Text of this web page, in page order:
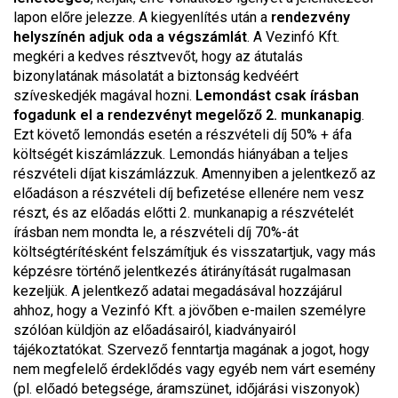
lapon előre jelezze. A kiegyenlítés után a rendezvény
helyszínén adjuk oda a végszámlát. A Vezinfó Kft.
megkéri a kedves résztvevőt, hogy az átutalás
bizonylatának másolatát a biztonság kedvéért
szíveskedjék magával hozni. Lemondást csak írásban
fogadunk el a rendezvényt megelőző 2. munkanapig.
Ezt követő lemondás esetén a részvételi díj 50% + áfa
költségét kiszámlázzuk. Lemondás hiányában a teljes
részvételi díjat kiszámlázzuk. Amennyiben a jelentkező az
előadáson a részvételi díj befizetése ellenére nem vesz
részt, és az előadás előtti 2. munkanapig a részvételét
írásban nem mondta le, a részvételi díj 70%-át
költségtérítésként felszámítjuk és visszatartjuk, vagy más
képzésre történő jelentkezés átirányítását rugalmasan
kezeljük. A jelentkező adatai megadásával hozzájárul
ahhoz, hogy a Vezinfó Kft. a jövőben e-mailen személyre
szólóan küldjön az előadásairól, kiadványairól
tájékoztatókat. Szervező fenntartja magának a jogot, hogy
nem megfelelő érdeklődés vagy egyéb nem várt esemény
(pl. előadó betegsége, áramszünet, időjárási viszonyok)